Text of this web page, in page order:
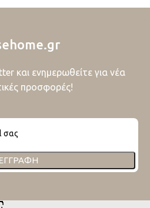
και ενημερωθείτε για νέα
προσφορές!